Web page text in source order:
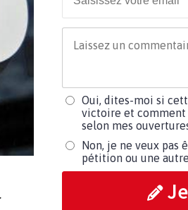
Oui, dites-moi si
victoire et comment
selon mes
Non, je ne veux pas
pétition ou une